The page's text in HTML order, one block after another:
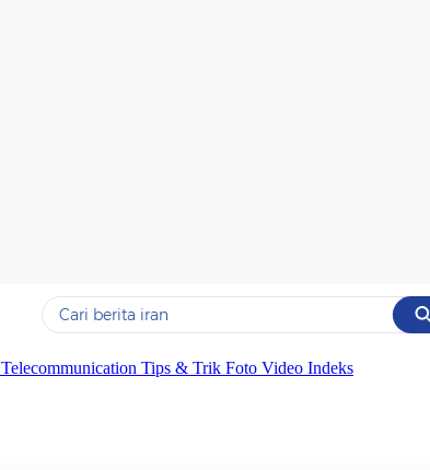
Cancel
Yang sedang ramai dicari
Telecommunication Tips & Trik Foto Video Indeks